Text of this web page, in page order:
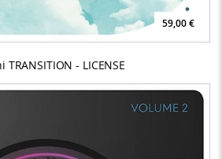
59,00 €
TRANSITION - LICENSE